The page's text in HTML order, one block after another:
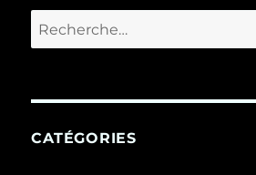
Recherche
pour :
CATÉGORIES